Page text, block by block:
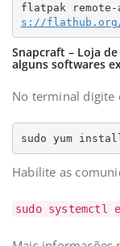
flatpak
s://
Snapcraft – Loja
alguns softwares
No terminal digite
sudo yum
Habilite as
sudo systemctl